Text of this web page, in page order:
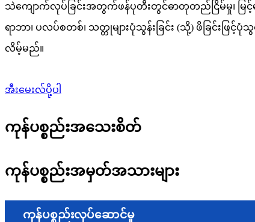
သဲကျောက်လုပ်ခြင်းအတွက်ဖန်ပုတီးတွင်ဓာတုတည်ငြိမ်မှု၊ မြင့်
ရာဘာ၊ ပလပ်စတစ်၊ သတ္တုများပုံသွန်းခြင်း (သို့) ဖိခြင်းဖြ
လိမ့်မည်။
အီးမေးလ်ပို့ပါ
ကုန်ပစ္စည်းအသေးစိတ်
ကုန်ပစ္စည်းအမှတ်အသားများ
ကုန်ပစ္စည်းလုပ်ဆောင်မှု